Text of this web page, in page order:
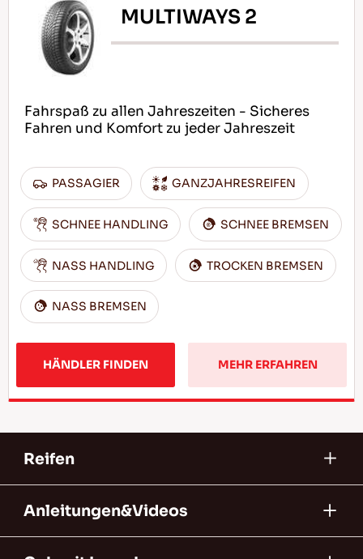
MULTIWAYS 2
Fahrspaß zu allen Jahreszeiten - Sicheres
Fahren und Komfort zu jeder Jahreszeit
PASSAGIER GANZJAHRESREIFEN
SCHNEE HANDLING SCHNEE BREMSEN
NASS HANDLING TROCKEN BREMSEN
NASS BREMSEN
HÄNDLER FINDEN MEHR ERFAHREN
Reifen
Anleitungen&Videos